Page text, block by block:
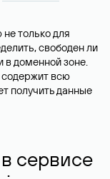
только для
свободен ли
доменной зоне.
содержит всю
получить данные
сервисе